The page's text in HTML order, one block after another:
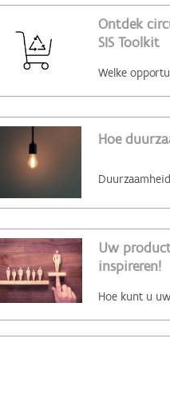
Ontdek
SIS Toolkit
Hoe
Uw
inspireren!